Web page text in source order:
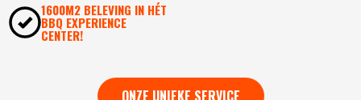
1600M2 BELEVING IN HÉT
BBQ EXPERIENCE
CENTER!